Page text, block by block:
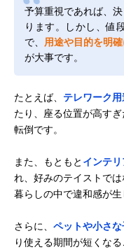
予算重視であれば、
ります。しかし、値
で、 用途や目的を明
が大事です。
たとえば、 テレワーク用
たり、座る位置が高す
転倒です。
また、もともと インテ
れ、好みのテイストでは
暮らしの中で違和感が生
さらに、 ペットや小さ
り使える期間が短くなる